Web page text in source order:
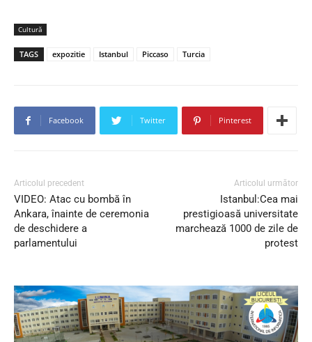
Cultură
TAGS expozitie Istanbul Piccaso Turcia
Facebook Twitter Pinterest
Articolul precedent
VIDEO: Atac cu bombă în
Ankara, înainte de ceremonia
de deschidere a
parlamentului
Articolul următor
Istanbul:Cea mai
prestigioasă universitate
marchează 1000 de zile de
protest